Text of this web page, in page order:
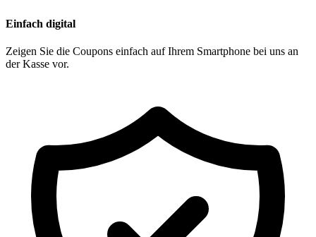
Einfach digital
Zeigen Sie die Coupons einfach auf Ihrem Smartphone bei uns an
der Kasse vor.